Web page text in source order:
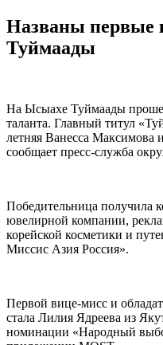
Названы первые
Туймаады
На Ысыахе Туймаады
таланта. Главный титул
летняя Ванесса Максимова
сообщает пресс-служба
Победительница получила
ювелирной компании,
корейской косметики и
Миссис Азия Россия».
Первой вице-мисс и
стала Лилия Ядреева из
номинации «Народный